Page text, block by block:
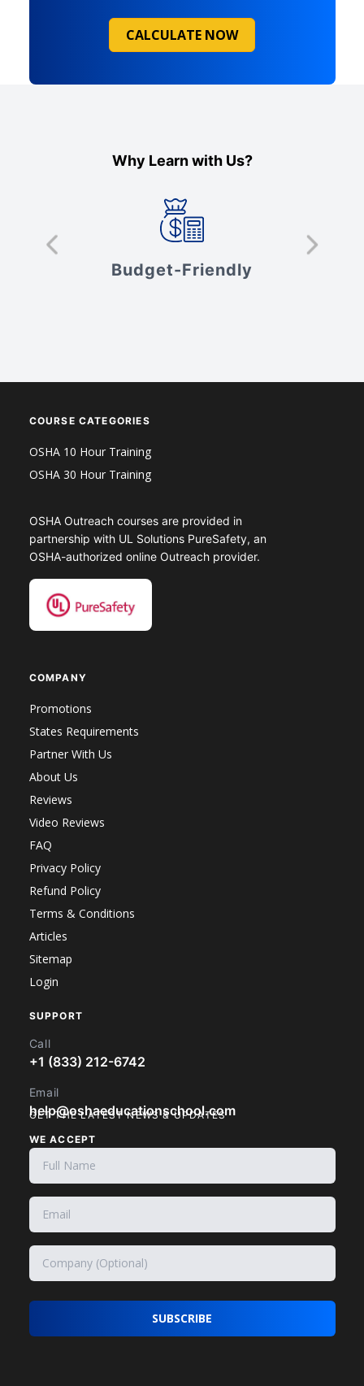
CALCULATE NOW
Why Learn with Us?
Budget-Friendly
COURSE CATEGORIES
OSHA 10 Hour Training
OSHA 30 Hour Training
OSHA Outreach courses are provided in
partnership with UL Solutions PureSafety, an
OSHA-authorized online Outreach provider.
COMPANY
Promotions
States Requirements
Partner With Us
About Us
Reviews
Video Reviews
FAQ
Privacy Policy
Refund Policy
Terms & Conditions
Articles
Sitemap
Login
SUPPORT
Call
+1 (833) 212-6742
Email
help@oshaeducationschool.com
WE ACCEPT
GET THE LATEST NEWS & UPDATES
SUBSCRIBE